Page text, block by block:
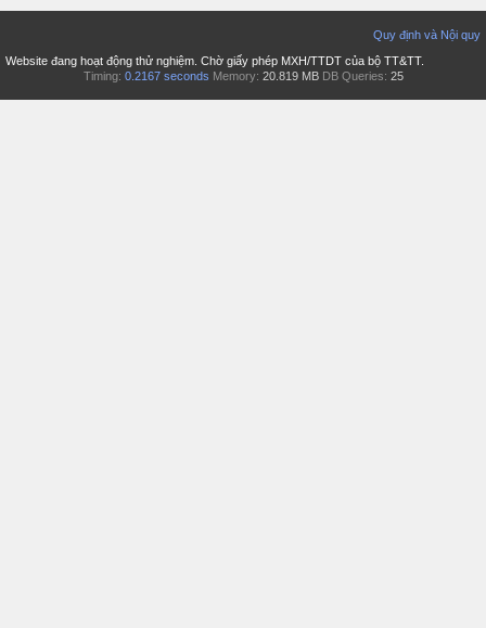
Quy định và Nội quy
Website đang hoạt động thử nghiệm. Chờ giấy phép MXH/TTDT của bộ TT&TT.
Timing: 0.2167 seconds Memory: 20.819 MB DB Queries: 25